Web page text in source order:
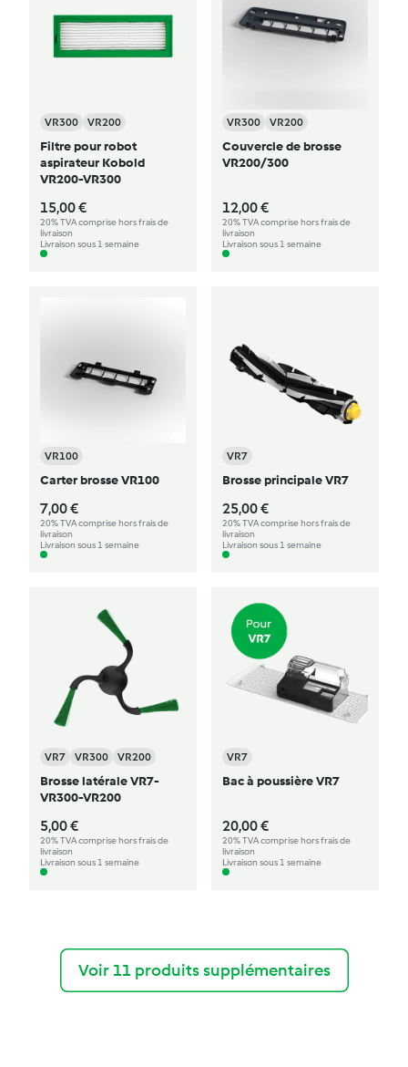
VR300 VR200
Filtre pour robot
aspirateur Kobold
VR200-VR300
15,00 €
20% TVA comprise hors frais de
livraison
Livraison sous 1 semaine
VR300 VR200
Couvercle de brosse
VR200/300
12,00 €
20% TVA comprise hors frais de
livraison
Livraison sous 1 semaine
VR100
Carter brosse VR100
7,00 €
20% TVA comprise hors frais de
livraison
Livraison sous 1 semaine
VR7
Brosse principale VR7
25,00 €
20% TVA comprise hors frais de
livraison
Livraison sous 1 semaine
VR7 VR300 VR200
Brosse latérale VR7-
VR300-VR200
5,00 €
20% TVA comprise hors frais de
livraison
Livraison sous 1 semaine
VR7
Bac à poussière VR7
20,00 €
20% TVA comprise hors frais de
livraison
Livraison sous 1 semaine
Voir 11 produits supplémentaires